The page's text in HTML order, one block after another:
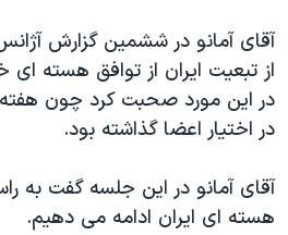
قانون شفافیت دارائی کادر رهبری ایران
اعتراضات مردمی آبان ۹۸
اسرائیل در جنگ
نرگس محمدی برنده جایزه نوبل صلح
همایش محافظه‌کاران آمریکا «سی‌پک»
آقای آمانو در ششمین گزارش
از تبعیت ایران از توافق هسته
در این مورد صحبت کرد چون
در اختیار اعضا گذاشته بود.
آقای آمانو در این جلسه گفت به
هسته ای ایران ادامه می دهیم.